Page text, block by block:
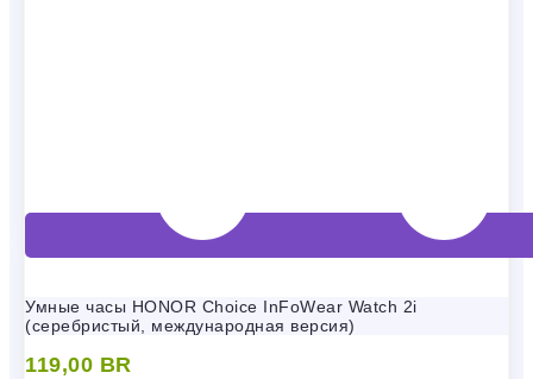
Умные часы HONOR Choice InFoWear Watch 2i
(серебристый, международная версия)
119,00 BR